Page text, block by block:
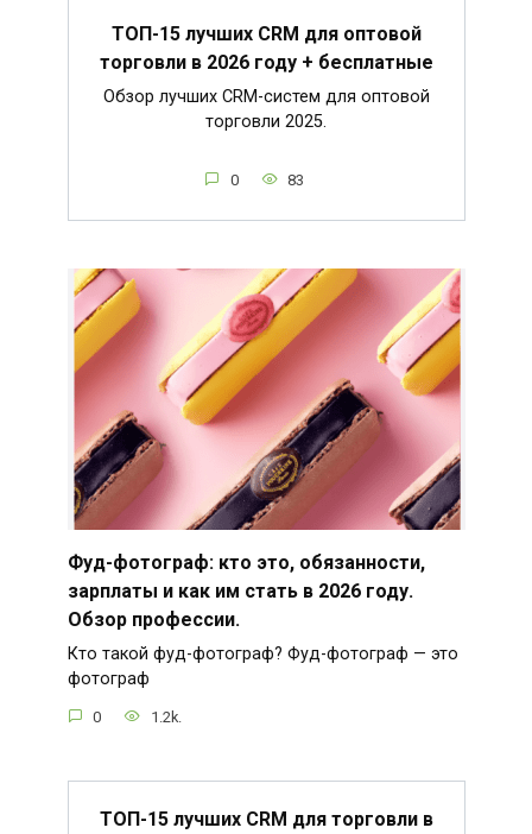
ТОП-15 лучших CRM для оптовой
торговли в 2026 году + бесплатные
Обзор лучших CRM-систем для оптовой
торговли 2025.
0 83
Фуд-фотограф: кто это, обязанности,
зарплаты и как им стать в 2026 году.
Обзор профессии.
Кто такой фуд-фотограф? Фуд-фотограф — это
фотограф
0 1.2k.
ТОП-15 лучших CRM для торговли в